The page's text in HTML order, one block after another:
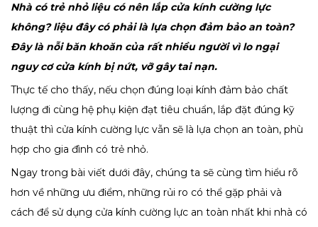
Nhà có trẻ nhỏ liệu có nên lắp cửa kính cường lực
không? liệu đây có phải là lựa chọn đảm bảo an toàn?
Đây là nỗi băn khoăn của rất nhiều người vì lo ngại
nguy cơ cửa kính bị nứt, vỡ gây tai nạn.
Thực tế cho thấy, nếu chọn đúng loại kính đảm bảo chất
lượng đi cùng hệ phụ kiện đạt tiêu chuẩn, lắp đặt đúng kỹ
thuật thì cửa kính cường lực vẫn sẽ là lựa chọn an toàn, phù
hợp cho gia đình có trẻ nhỏ.
Ngay trong bài viết dưới đây, chúng ta sẽ cùng tìm hiểu rõ
hơn về những ưu điểm, những rủi ro có thể gặp phải và
cách để sử dụng cửa kính cường lực an toàn nhất khi nhà có